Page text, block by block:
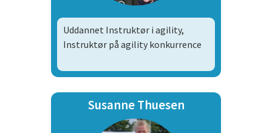
Uddannet Instruktør i agility,
Instruktør på agility konkurrence
Susanne Thuesen